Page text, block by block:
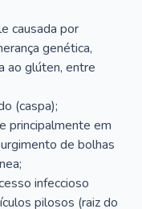
causada por
genética,
ao glúten, entre
(caspa);
principalmente em
de bolhas
infeccioso
pilosos (raiz do